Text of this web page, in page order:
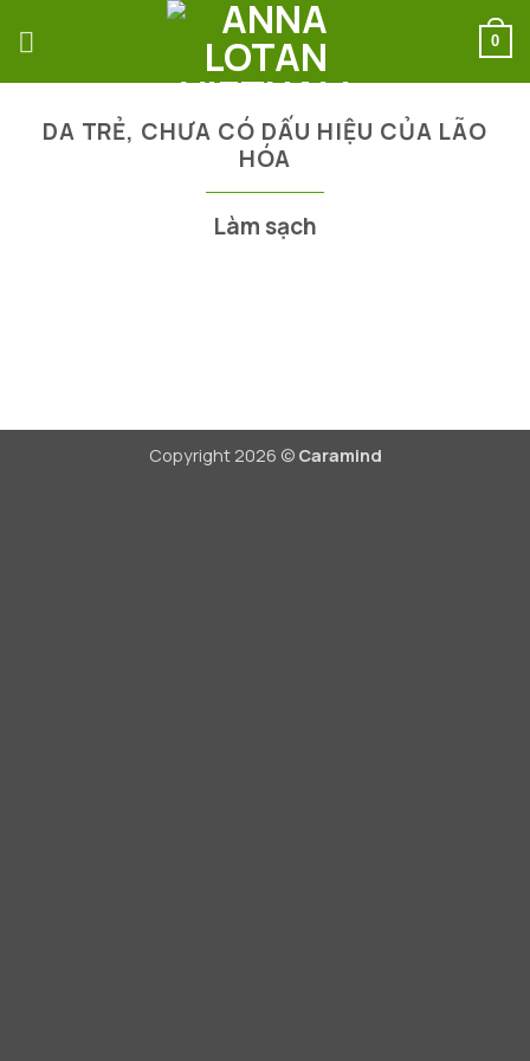
qua
0
DA TRẺ, CHƯA CÓ DẤU HIỆU CỦA LÃO
HÓA
Làm sạch
Copyright 2026 © Caramind